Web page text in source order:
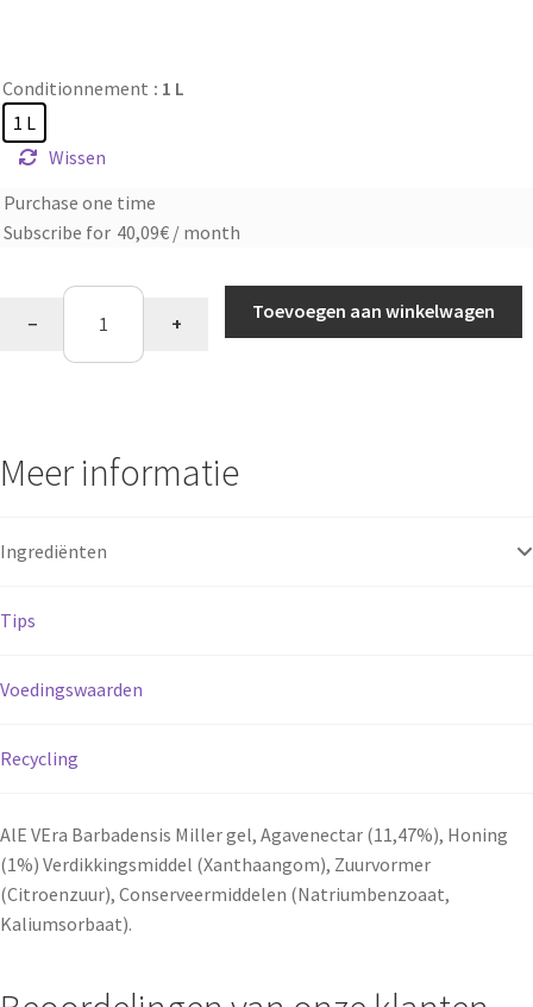
Conditionnement : 1 L
1 L
Wissen
Choose
purchase
Purchase one time
Subscribe for 40,09€ / month
vera− +
Toevoegen aan winkelwagen
Meer informatie
Ingrediënten
Tips
Voedingswaarden
Recycling
AlE VEra Barbadensis Miller gel, Agavenectar (11,47%), Honing
(1%) Verdikkingsmiddel (Xanthaangom), Zuurvormer
(Citroenzuur), Conserveermiddelen (Natriumbenzoaat,
Kaliumsorbaat).